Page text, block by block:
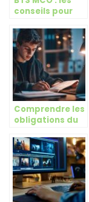
conseils pour
stage et
valoriser votre
experience
professionnelle
Comprendre les
obligations du
pour les jeunes
conducteurs
avec permis
provisoire